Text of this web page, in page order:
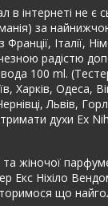
в інтернеті не є
за
Італії,
радістю
100 ml.
Харків,
Львів,
духи Ex
жіночої
Екс Ніхіло
що